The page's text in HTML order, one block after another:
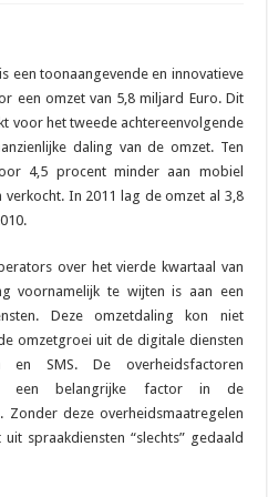
een toonaangevende en innovatieve
een omzet van 5,8 miljard Euro. Dit
voor het tweede achtereenvolgende
daling van de omzet. Ten
4,5 procent minder aan mobiel
In 2011 lag de omzet al 3,8
over het vierde kwartaal van
voornamelijk te wijten is aan een
Deze omzetdaling kon niet
omzetgroei uit de digitale diensten
SMS. De overheidsfactoren
een belangrijke factor in de
Zonder deze overheidsmaatregelen
spraakdiensten “slechts” gedaald